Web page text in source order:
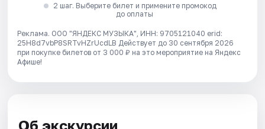
2 шаг. Выберите билет и примените промокод
до оплаты
Реклама. ООО "ЯНДЕКС МУЗЫКА", ИНН: 9705121040 erid:
25H8d7vbP8SRTvHZrUcdLB Действует до 30 сентября 2026
при покупке билетов от 3 000 ₽ на это мероприятие на Яндекс
Афише!
Об экскурсии